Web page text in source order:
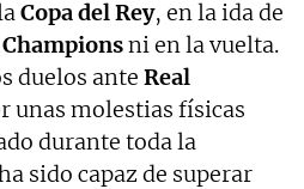
Copa del Rey, en la ida de
Championsni en la vuelta.
duelos ante Real
unas molestias físicas
durante toda la
sido capaz de superar